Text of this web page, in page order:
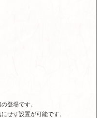
登場です。
せず設置が可能です。